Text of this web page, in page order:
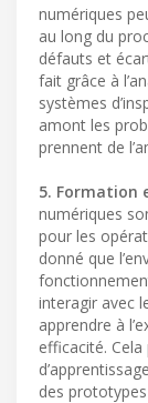
numériques
au long du
défauts et
fait grâce à
systèmes
amont les
prennent de
5. Formation
numériques
pour les
donné que
interagir avec
apprendre à
efficacité.
des